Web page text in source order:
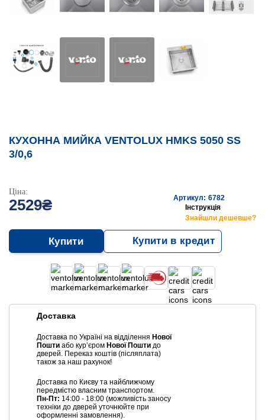
КУХОННА МИЙКА VENTOLUX HMKS 5050 SS
3/0,6
Ціна:
2529₴
Артикул: 6782
Інструкція
Знайшли дешевше?
Купити Купити в кредит
Доставка
Доставка по Україні на відділення Нової
Пошти або курʼєром Нової Пошти до
дверей. Переказ коштів (післяплата)
також за наш рахунок!
Доставка по Києву та найближчому
передмістю власним транспортом.
Пн-Пт: 14:00 - 18:00 (можливість заносу
техніки до дверей уточнюйте при
оформленні замовлення).